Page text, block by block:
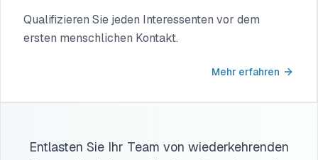
Qualifizieren Sie jeden Interessenten vor dem
ersten menschlichen Kontakt.
Mehr erfahren
Entlasten Sie Ihr Team von wiederkehrenden